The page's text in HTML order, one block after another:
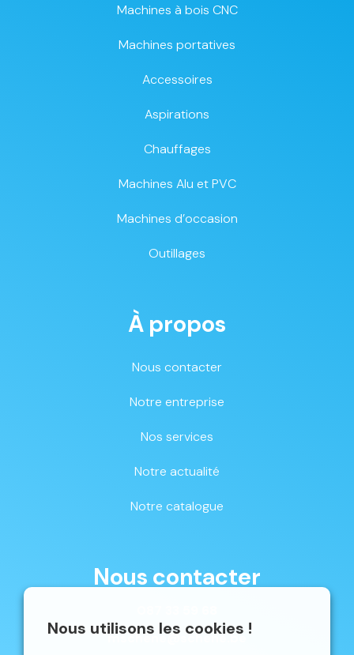
Nous utilisons les cookies !
Machines à bois CNC
Machines portatives
Accessoires
Aspirations
Chauffages
Machines Alu et PVC
Machines d’occasion
Outillages
À propos
Nous contacter
Notre entreprise
Nos services
Notre actualité
Notre catalogue
Nous contacter
mschene@schene.be